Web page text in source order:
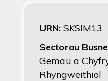
URN: SKSIM13
Sectorau
Gemau a
Rhyngweithiol